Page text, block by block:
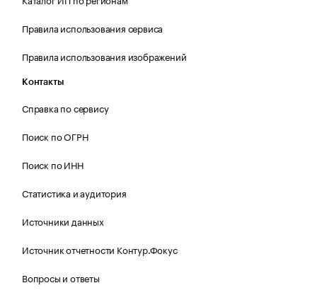
Правила использования сервиса
Правила использования изображений
Контакты
Справка по сервису
Поиск по ОГРН
Поиск по ИНН
Статистика и аудитория
Источники данных
Источник отчетности Контур.Фокус
Вопросы и ответы